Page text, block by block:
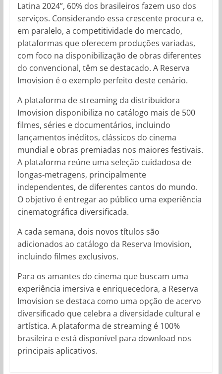
Latina 2024”, 60% dos brasileiros fazem uso dos
serviços. Considerando essa crescente procura e,
em paralelo, a competitividade do mercado,
plataformas que oferecem produções variadas,
com foco na disponibilização de obras diferentes
do convencional, têm se destacado. A Reserva
Imovision é o exemplo perfeito deste cenário.
A plataforma de streaming da distribuidora
Imovision disponibiliza no catálogo mais de 500
filmes, séries e documentários, incluindo
lançamentos inéditos, clássicos do cinema
mundial e obras premiadas nos maiores festivais.
A plataforma reúne uma seleção cuidadosa de
longas-metragens, principalmente
independentes, de diferentes cantos do mundo.
O objetivo é entregar ao público uma experiência
cinematográfica diversificada.
A cada semana, dois novos títulos são
adicionados ao catálogo da Reserva Imovision,
incluindo filmes exclusivos.
Para os amantes do cinema que buscam uma
experiência imersiva e enriquecedora, a Reserva
Imovision se destaca como uma opção de acervo
diversificado que celebra a diversidade cultural e
artística. A plataforma de streaming é 100%
brasileira e está disponível para download nos
principais aplicativos.